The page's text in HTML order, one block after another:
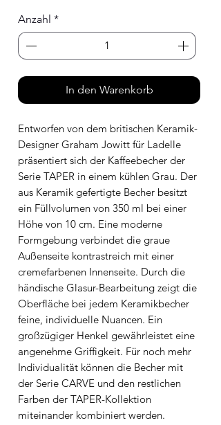
Anzahl *
In den Warenkorb
Entworfen von dem britischen Keramik-
Designer Graham Jowitt für Ladelle
präsentiert sich der Kaffeebecher der
Serie TAPER in einem kühlen Grau. Der
aus Keramik gefertigte Becher besitzt
ein Füllvolumen von 350 ml bei einer
Höhe von 10 cm. Eine moderne
Formgebung verbindet die graue
Außenseite kontrastreich mit einer
cremefarbenen Innenseite. Durch die
händische Glasur-Bearbeitung zeigt die
Oberfläche bei jedem Keramikbecher
feine, individuelle Nuancen. Ein
großzügiger Henkel gewährleistet eine
angenehme Griffigkeit. Für noch mehr
Individualität können die Becher mit
der Serie CARVE und den restlichen
Farben der TAPER-Kollektion
miteinander kombiniert werden.